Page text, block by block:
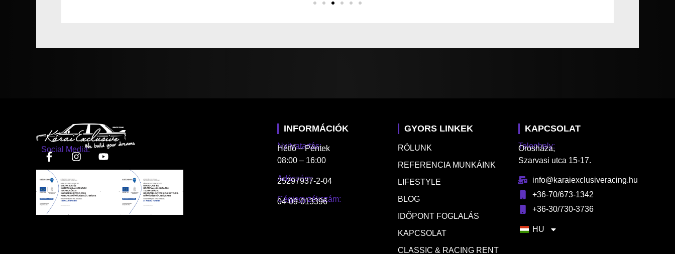
Social Media:
INFORMÁCIÓK
Nyitvatartás:
Hétfő – Péntek
08:00 – 16:00
Adószám:
25297937-2-04
Cégjegyzékszám:
04-09-013396
GYORS LINKEK
RÓLUNK
REFERENCIA MUNKÁINK
LIFESTYLE
BLOG
IDŐPONT FOGLALÁS
KAPCSOLAT
CLASSIC & RACING RENT
KAPCSOLAT
Telephely:
Orosháza,
Szarvasi utca 15-17.
info@karaiexclusiveracing.hu
+36-70/673-1342
+36-30/730-3736
HU